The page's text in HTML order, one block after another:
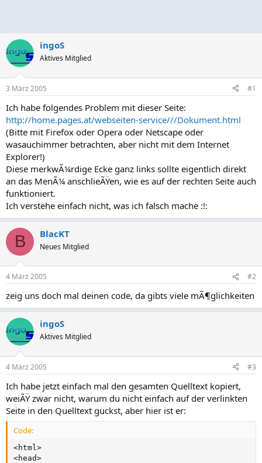
ingoS
Aktives Mitglied
3 März 2005 #1
Ich habe folgendes Problem mit dieser Seite:
http://home.pages.at/webseiten-service///Dokument.html
(Bitte mit Firefox oder Opera oder Netscape oder
wasauchimmer betrachten, aber nicht mit dem Internet
Explorer!)
Diese merkwÃ¼rdige Ecke ganz links sollte eigentlich direkt
an das MenÃ¼ anschlieÃŸen, wie es auf der rechten Seite auch
funktioniert.
Ich verstehe einfach nicht, was ich falsch mache :!:
B BlacKT
Neues Mitglied
4 März 2005 #2
zeig uns doch mal deinen code, da gibts viele mÃ¶glichkeiten
ingoS
Aktives Mitglied
4 März 2005 #3
Ich habe jetzt einfach mal den gesamten Quelltext kopiert,
weiÃŸ zwar nicht, warum du nicht einfach auf der verlinkten
Seite in den Quelltext guckst, aber hier ist er:
Code:
<html>
<head>